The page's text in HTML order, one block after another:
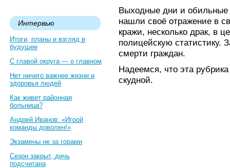
Интервью
Итоги, планы и взгляд в
будущее
С главой округа — о главном
Нет ничего важнее жизни и
здоровья людей
Как живет районная
больница?
Андрей Иванов: «Игрой
команды доволен!»
Экзамены не за горами
Сезон закрыт, дичь
подсчитана
Выходные дни и обильные
нашли своё отражение в
кражи, несколько драк, в
полицейскую статистику.
смерти граждан.
Надеемся, что эта
скудной.